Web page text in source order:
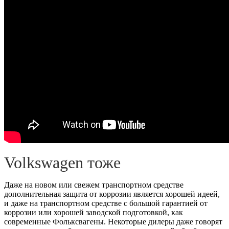
Volkswagen тоже
Даже на новом или свежем транспортном средстве
дополнительная защита от коррозии является хорошей идеей,
и даже на транспортном средстве с большой гарантией от
коррозии или хорошей заводской подготовкой, как
современные Фольксвагены. Некоторые дилеры даже говорят